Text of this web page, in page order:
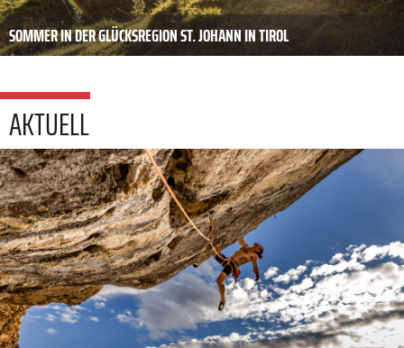
SOMMER IN DER GLÜCKSREGION ST. JOHANN IN TIROL
AKTUELL